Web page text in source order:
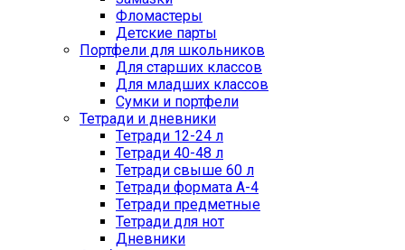
Фломастеры
Детские парты
Портфели для школьников
Для старших классов
Для младших классов
Сумки и портфели
Тетради и дневники
Тетради 12-24 л
Тетради 40-48 л
Тетради свыше 60 л
Тетради формата А-4
Тетради предметные
Тетради для нот
Дневники